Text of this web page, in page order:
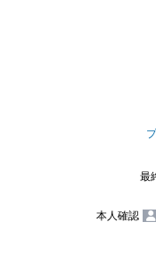
最
本人確認